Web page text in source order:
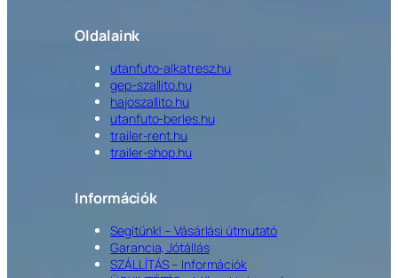
Oldalaink
utanfuto-alkatresz.hu
gep-szallito.hu
hajoszallito.hu
utanfuto-berles.hu
trailer-rent.hu
trailer-shop.hu
Információk
Segítünk! – Vásárlási útmutató
Garancia, Jótállás
SZÁLLÍTÁS – Információk